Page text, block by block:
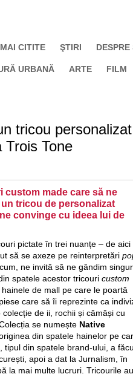
CITITE ŞTIRI DESPRE
URBANĂ ARTE FILM
tricou personalizat
Tone
custom made care să ne
tricou de personalizat
convinge cu ideea lui de
pictate în trei nuanțe – de aici
să se axeze pe reinterpretări
ne invită să ne gândim
spatele acestor tricouri custom
de mall pe care le poartă
care să îi reprezinte ca
de ii, rochii și cămăși cu
se numește Native
din spatele hainelor pe
tipul din spatele brand-ului, a
apoi a dat la Jurnalism, în
la mai multe lucruri. Tricourile au